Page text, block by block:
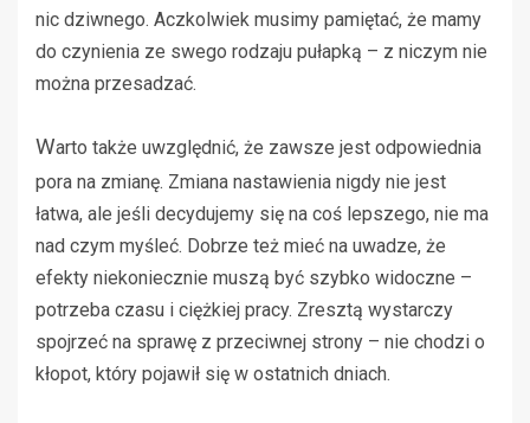
nic dziwnego. Aczkolwiek musimy pamiętać, że mamy
do czynienia ze swego rodzaju pułapką – z niczym nie
można przesadzać.
Warto także uwzględnić, że zawsze jest odpowiednia
pora na zmianę. Zmiana nastawienia nigdy nie jest
łatwa, ale jeśli decydujemy się na coś lepszego, nie ma
nad czym myśleć. Dobrze też mieć na uwadze, że
efekty niekoniecznie muszą być szybko widoczne –
potrzeba czasu i ciężkiej pracy. Zresztą wystarczy
spojrzeć na sprawę z przeciwnej strony – nie chodzi o
kłopot, który pojawił się w ostatnich dniach.